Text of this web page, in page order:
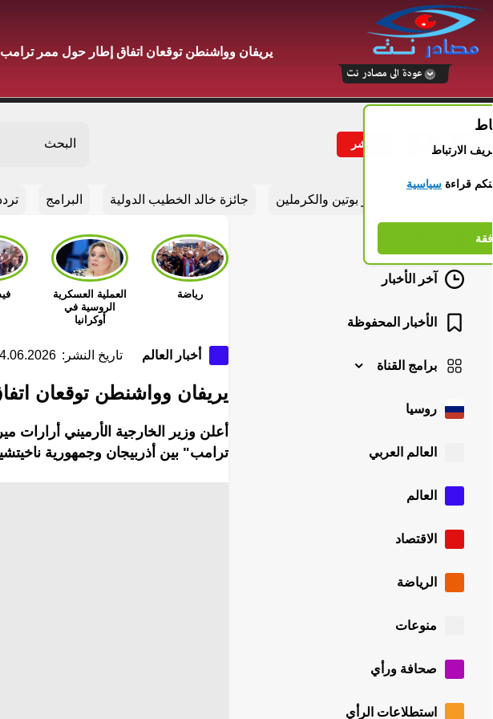
يريفان وواشنطن توقعان اتفاق إطار حول ممر ترامب